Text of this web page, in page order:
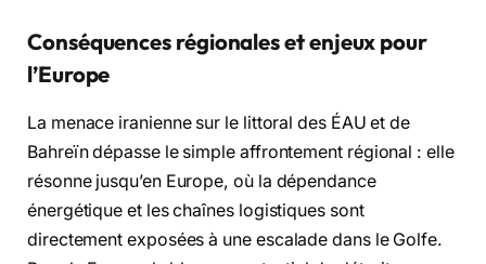
Conséquences régionales et enjeux pour
l’Europe
La menace iranienne sur le littoral des ÉAU et de
Bahreïn dépasse le simple affrontement régional : elle
résonne jusqu’en Europe, où la dépendance
énergétique et les chaînes logistiques sont
directement exposées à une escalade dans le Golfe.